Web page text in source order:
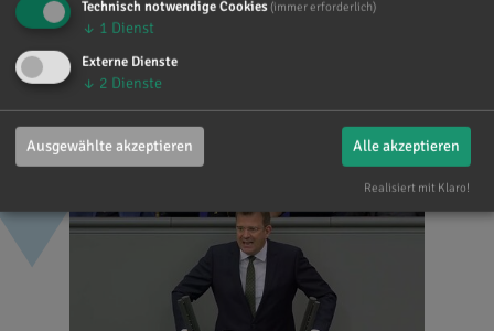
Dokument downloaden
Technisch notwendige Cookies (immer erforderlich)
↓ 1 Dienst
Externe Dienste
↓ 2 Dienste
Ausgewählte akzeptieren Alle akzeptieren
Realisiert mit Klaro!